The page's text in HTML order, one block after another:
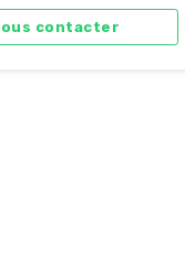
contacter